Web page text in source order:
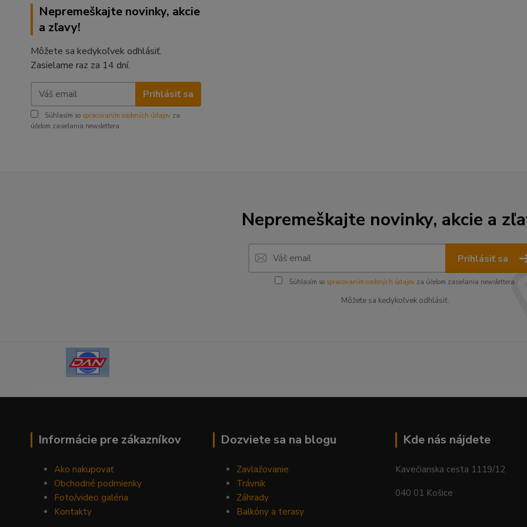
Nepremeškajte novinky, akcie
a zľavy!
Môžete sa kedykoľvek odhlásiť.
Zasielame raz za 14 dní.
Prihlásiť sa
Súhlasím so spracovaním osobných údajov za
účelom zasielania newslettera.
Nepremeškajte novinky, akcie a
Prihlásiť sa
Súhlasím so spracovaním osobných údajovza účelom zasielania newslettera.
Môžete sa kedykoľvek odhlásiť.
Informácie pre zákazníkov
Ako nakupovať
Obchodné podmienky
Foto/video galéria
Kontakty
Dozviete sa na blogu
Zavlažovanie
Trávnik
Záhrady
Balkóny a terasy
Kde nás nájdete
Kavečianska cesta 1119/12
040 01 Košice